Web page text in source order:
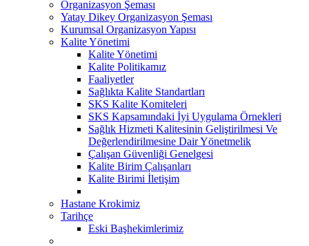
Organizasyon Şeması
Yatay Dikey Organizasyon Şeması
Kurumsal Organizasyon Yapısı
Kalite Yönetimi
Kalite Yönetimi
Kalite Politikamız
Faaliyetler
Sağlıkta Kalite Standartları
SKS Kalite Komiteleri
SKS Kapsamındaki İyi Uygulama Örnekleri
Sağlık Hizmeti Kalitesinin Geliştirilmesi Ve
Değerlendirilmesine Dair Yönetmelik
Çalışan Güvenliği Genelgesi
Kalite Birim Çalışanları
Kalite Birimi İletişim
Hastane Krokimiz
Tarihçe
Eski Başhekimlerimiz